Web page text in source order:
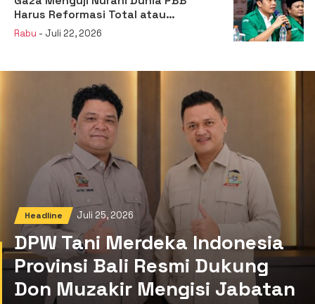
Harus Reformasi Total atau
Kehilangan Legitimasi
Rabu - Juli 22, 2026
Headline Juli 25, 2026
DPW Tani Merdeka Indonesia
Provinsi Bali Resmi Dukung
Don Muzakir Mengisi Jabatan